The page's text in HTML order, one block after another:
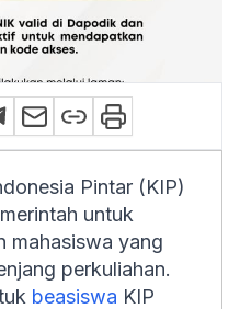
Pintar (KIP)
untuk
mahasiswa yang
perkuliahan.
beasiswa KIP